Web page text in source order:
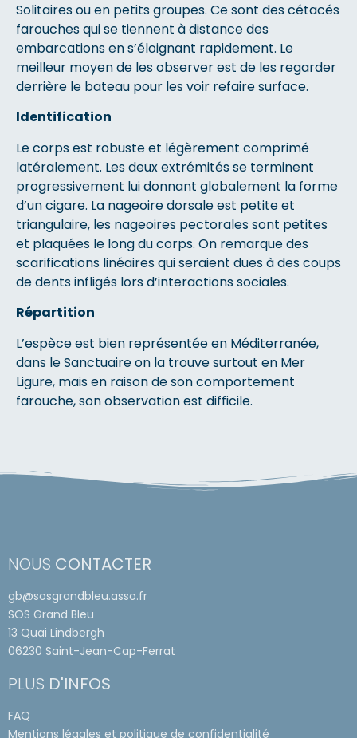
Solitaires ou en petits groupes. Ce sont des cétacés
farouches qui se tiennent à distance des
embarcations en s’éloignant rapidement. Le
meilleur moyen de les observer est de les regarder
derrière le bateau pour les voir refaire surface.
Identification
Le corps est robuste et légèrement comprimé
latéralement. Les deux extrémités se terminent
progressivement lui donnant globalement la forme
d’un cigare. La nageoire dorsale est petite et
triangulaire, les nageoires pectorales sont petites
et plaquées le long du corps. On remarque des
scarifications linéaires qui seraient dues à des coups
de dents infligés lors d’interactions sociales.
Répartition
L’espèce est bien représentée en Méditerranée,
dans le Sanctuaire on la trouve surtout en Mer
Ligure, mais en raison de son comportement
farouche, son observation est difficile.
NOUS CONTACTER
gb@sosgrandbleu.asso.fr
SOS Grand Bleu
13 Quai Lindbergh
06230 Saint-Jean-Cap-Ferrat
PLUS D'INFOS
FAQ
Mentions légales et politique de confidentialité